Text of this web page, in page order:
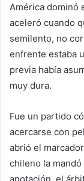
América dominó
aceleró cuando
semilento, no
enfrente estaba
previa había
muy dura.
Fue un partido
acercarse con
abrió el
chileno la